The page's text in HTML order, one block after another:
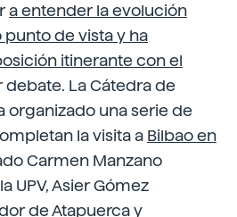
a entender la evolución
de vista y ha
itinerante con el
La Cátedra de
organizado una serie de
la visita a Bilbao en
Carmen Manzano
UPV, Asier Gómez
de Atapuerca y